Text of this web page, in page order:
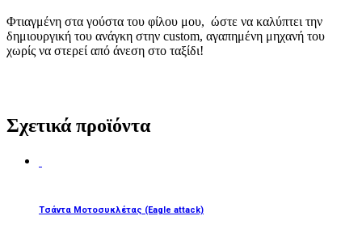
Φτιαγμένη στα γούστα του φίλου μου, ώστε να καλύπτει την
δημιουργική του ανάγκη στην custom, αγαπημένη μηχανή του
χωρίς να στερεί από άνεση στο ταξίδι!
Σχετικά προϊόντα
Τσάντα Μοτοσυκλέτας (Eagle attack)